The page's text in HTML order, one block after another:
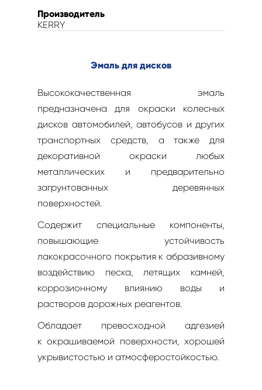
Производитель
KERRY
Эмаль для дисков
Высококачественная эмаль
предназначена для окраски колесных
дис­ков автомобилей, автобусов и других
транспортных средств, а также для
декоративной окраски любых
металлических и предварительно
загрунтованных деревянных
поверхностей.
Содержит специальные компоненты,
повышающие устойчивость
лакокрасочного покрытия к абразивному
воздействию песка, летящих камней,
коррозионному влиянию воды и
растворов дорожных реагентов.
Обладает превосходной адгезией
к окрашиваемой поверхности, хорошей
укрывистостью и атмосферостойкостью.